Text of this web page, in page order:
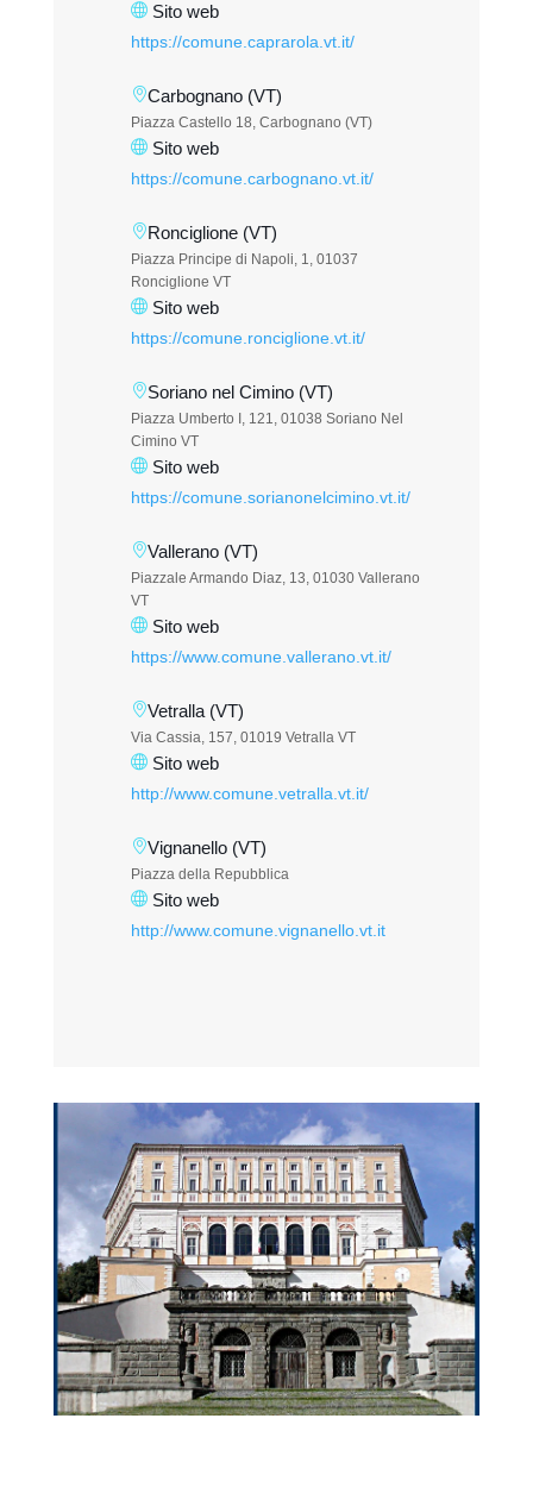
Sito web
https://comune.caprarola.vt.it/
Carbognano (VT)
Piazza Castello 18, Carbognano (VT)
Sito web
https://comune.carbognano.vt.it/
Ronciglione (VT)
Piazza Principe di Napoli, 1, 01037
Ronciglione VT
Sito web
https://comune.ronciglione.vt.it/
Soriano nel Cimino (VT)
Piazza Umberto I, 121, 01038 Soriano Nel
Cimino VT
Sito web
https://comune.sorianonelcimino.vt.it/
Vallerano (VT)
Piazzale Armando Diaz, 13, 01030 Vallerano
VT
Sito web
https://www.comune.vallerano.vt.it/
Vetralla (VT)
Via Cassia, 157, 01019 Vetralla VT
Sito web
http://www.comune.vetralla.vt.it/
Vignanello (VT)
Piazza della Repubblica
Sito web
http://www.comune.vignanello.vt.it